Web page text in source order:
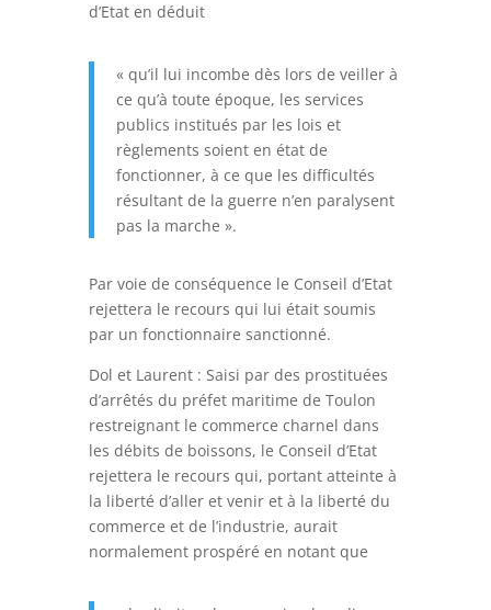
d’Etat en déduit
« qu’il lui incombe dès lors de veiller à
ce qu’à toute époque, les services
publics institués par les lois et
règlements soient en état de
fonctionner, à ce que les difficultés
résultant de la guerre n’en paralysent
pas la marche ».
Par voie de conséquence le Conseil d’Etat
rejettera le recours qui lui était soumis
par un fonctionnaire sanctionné.
Dol et Laurent : Saisi par des prostituées
d’arrêtés du préfet maritime de Toulon
restreignant le commerce charnel dans
les débits de boissons, le Conseil d’Etat
rejettera le recours qui, portant atteinte à
la liberté d’aller et venir et à la liberté du
commerce et de l’industrie, aurait
normalement prospéré en notant que